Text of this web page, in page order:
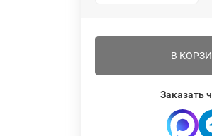
В
Заказать